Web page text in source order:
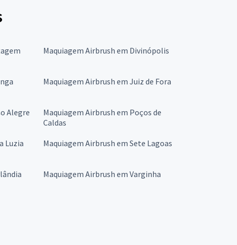
Maquiagem Airbrush em Divinópolis
Maquiagem Airbrush em Juiz de Fora
Alegre
Maquiagem Airbrush em Poços de
Caldas
Luzia Maquiagem Airbrush em Sete Lagoas
Maquiagem Airbrush em Varginha